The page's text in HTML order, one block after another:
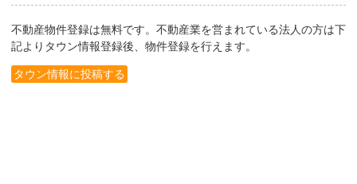
不動産物件登録は無料です。不動産業を営まれている法人の方は下
記よりタウン情報登録後、物件登録を行えます。
タウン情報に投稿する